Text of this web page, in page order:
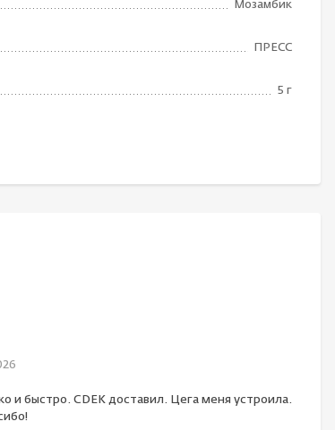
Мозамбик
ПРЕСС
5 г
и быстро. CDEK доставил. Цега меня устроила.